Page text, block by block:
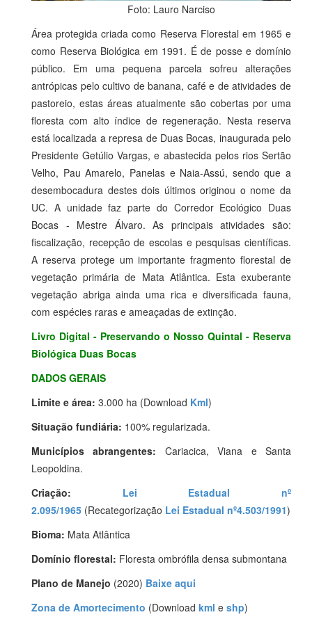
Foto: Lauro Narciso
Área protegida criada como Reserva Florestal em 1965 e
como Reserva Biológica em 1991. É de posse e domínio
público. Em uma pequena parcela sofreu alterações
antrópicas pelo cultivo de banana, café e de atividades de
pastoreio, estas áreas atualmente são cobertas por uma
floresta com alto índice de regeneração. Nesta reserva
está localizada a represa de Duas Bocas, inaugurada pelo
Presidente Getúlio Vargas, e abastecida pelos rios Sertão
Velho, Pau Amarelo, Panelas e Naia-Assú, sendo que a
desembocadura destes dois últimos originou o nome da
UC. A unidade faz parte do Corredor Ecológico Duas
Bocas - Mestre Álvaro. As principais atividades são:
fiscalização, recepção de escolas e pesquisas científicas.
A reserva protege um importante fragmento florestal de
vegetação primária de Mata Atlântica. Esta exuberante
vegetação abriga ainda uma rica e diversificada fauna,
com espécies raras e ameaçadas de extinção.
Livro Digital - Preservando o Nosso Quintal - Reserva
Biológica Duas Bocas
DADOS GERAIS
Limite e área: 3.000 ha (Download Kml)
Situação fundiária: 100% regularizada.
Municípios abrangentes: Cariacica, Viana e Santa
Leopoldina.
Criação:
Lei Estadual nº
2.095/1965 (Recategorização Lei Estadual nº4.503/1991)
Bioma: Mata Atlântica
Domínio florestal: Floresta ombrófila densa submontana
Plano de Manejo (2020) Baixe aqui
Zona de Amortecimento (Download kml e shp)